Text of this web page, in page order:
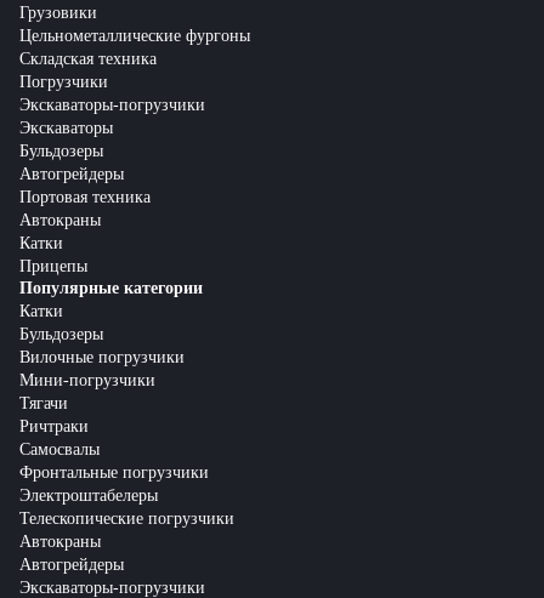
Грузовики
Цельнометаллические фургоны
Складская техника
Погрузчики
Экскаваторы-погрузчики
Экскаваторы
Бульдозеры
Автогрейдеры
Портовая техника
Автокраны
Катки
Прицепы
Популярные категории
Катки
Бульдозеры
Вилочные погрузчики
Мини-погрузчики
Тягачи
Ричтраки
Самосвалы
Фронтальные погрузчики
Электроштабелеры
Телескопические погрузчики
Автокраны
Автогрейдеры
Экскаваторы-погрузчики